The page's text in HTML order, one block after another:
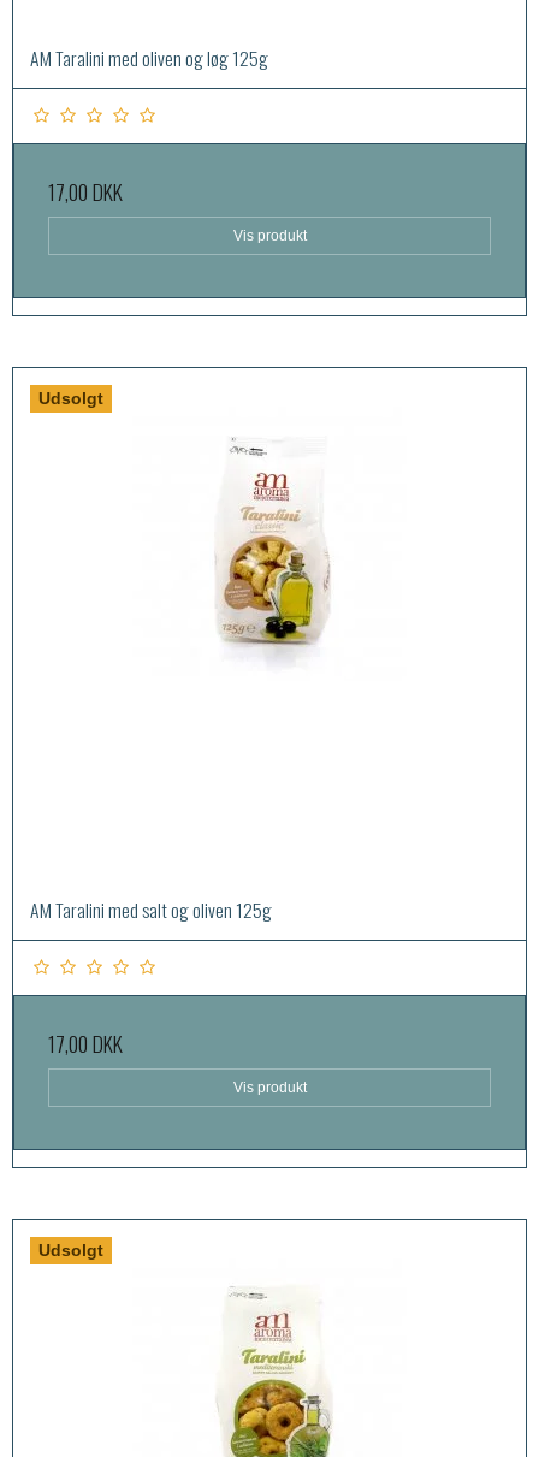
AM Taralini med oliven og løg 125g
17,00 DKK
Vis produkt
Udsolgt
AM Taralini med salt og oliven 125g
17,00 DKK
Vis produkt
Udsolgt